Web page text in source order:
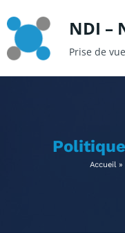
au
contenu
NDI –
Prise de
Accueil»